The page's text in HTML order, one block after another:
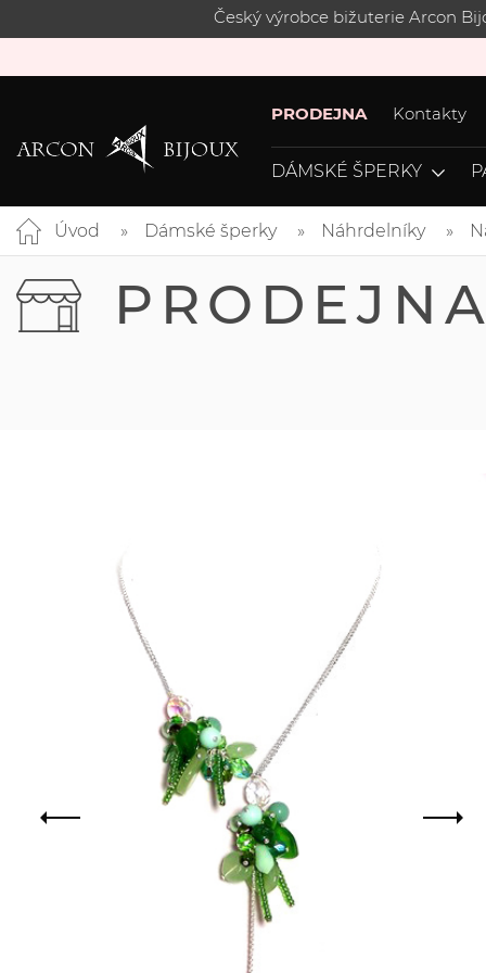
Český výrobce bižuterie Arcon
PRODEJNA Kontakty
DÁMSKÉ ŠPERKY
Úvod Dámské šperky Náhrdelníky